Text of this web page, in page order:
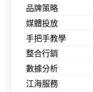
品牌策略
媒體投放
手把手教學
整合行銷
數據分析
江海服務